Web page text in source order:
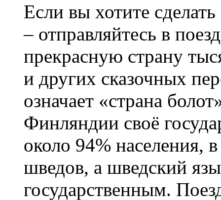
Если вы хотите
– отправляйтесь в
прекрасную страну
и других сказочных
означает «страна
Финляндии своё
около 94% населения,
шведов, а шведский
государственным.